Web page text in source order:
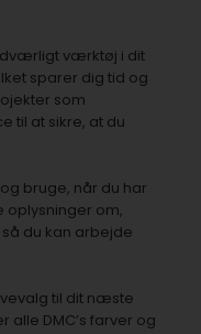
værktøj i dit
sparer dig tid og
som
til at sikre, at du
bruge, når du har
oplysninger om,
du kan arbejde
til dit næste
DMC’s farver og